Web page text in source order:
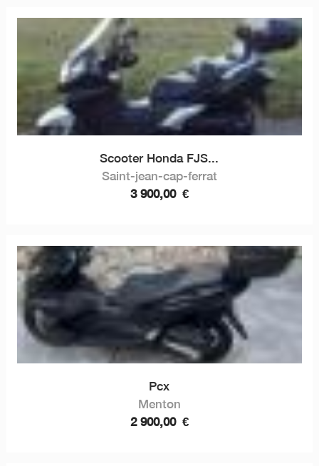
Scooter Honda FJS...
Saint-jean-cap-ferrat
3 900,00 €
Pcx
Menton
2 900,00 €